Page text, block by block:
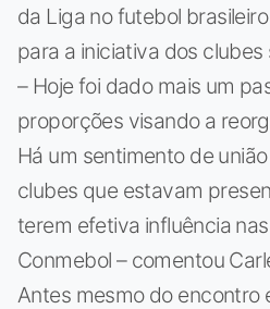
da Liga no futebol
para a iniciativa dos
– Hoje foi dado mais um
proporções visando a
Há um sentimento de
clubes que estavam
terem efetiva influência
Conmebol – comentou
Antes mesmo do encontro